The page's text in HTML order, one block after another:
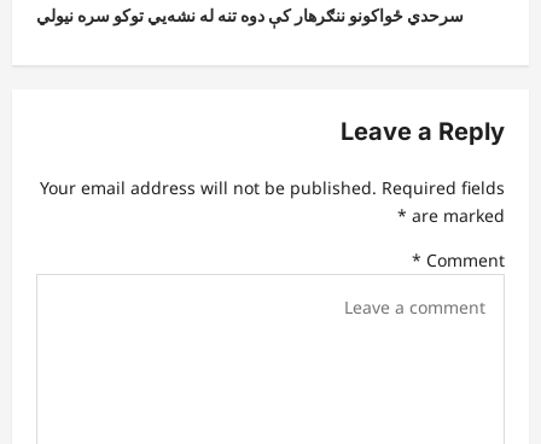
v
g
t
سرحدي ځواکونو ننګرهار کې دوه تنه له نشه‌يي توکو سره نیولي
Leave a Reply
Your email address will not be published. Required fields
are marked
*
Comment
*